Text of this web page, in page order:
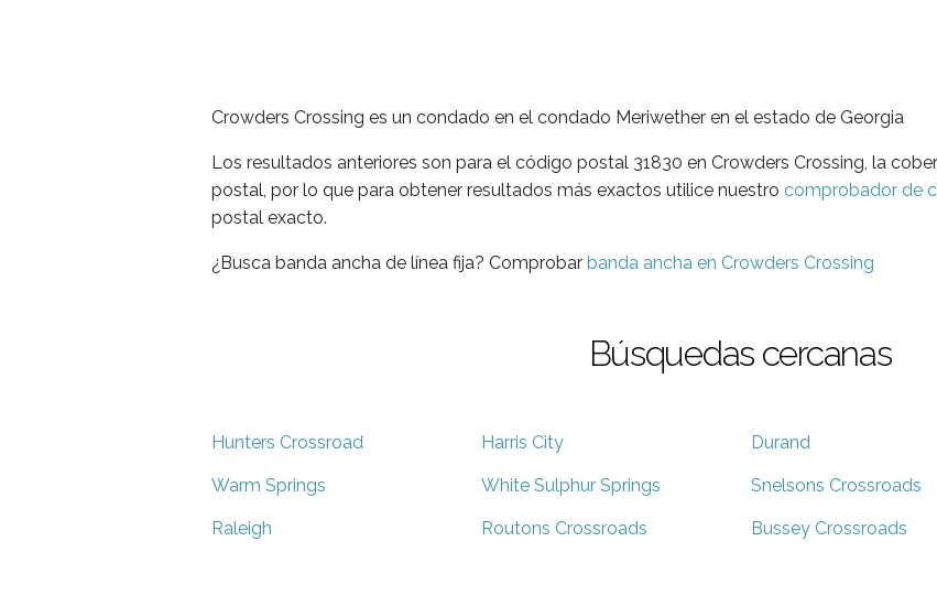
Crowders Crossing es un condado en el condado Meriwether en el estado de Georgia
Los resultados anteriores son para el código postal 31830 en Crowders Crossing, la
postal, por lo que para obtener resultados más exactos utilice nuestro comprobador de
postal exacto.
¿Busca banda ancha de línea fija? Comprobar banda ancha en Crowders Crossing
Búsquedas cercanas
Hunters Crossroad Harris City Durand
Warm Springs White Sulphur Springs Snelsons Crossroads
Raleigh Routons Crossroads Bussey Crossroads